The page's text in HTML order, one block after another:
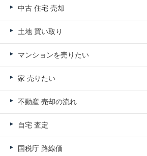
中古 住宅 売却
土地 買い取り
マンションを売りたい
家 売りたい
不動産 売却の流れ
自宅 査定
国税庁 路線価